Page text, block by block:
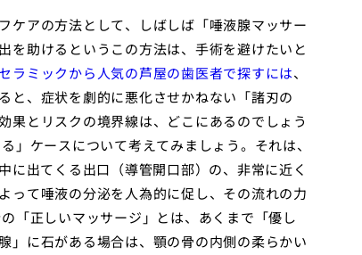
ケアの方法として、しばしば「唾液腺マッサー
を助けるというこの方法は、手術を避けたいと
セラミックから人気の芦屋の歯医者で探すには、
と、症状を劇的に悪化させかねない「諸刃の
果とリスクの境界線は、どこにあるのでしょう
」ケースについて考えてみましょう。それは、
出てくる出口（導管開口部）の、非常に近く
って唾液の分泌を人為的に促し、その流れの力
「正しいマッサージ」とは、あくまで「優し
」に石がある場合は、顎の骨の内側の柔らかい